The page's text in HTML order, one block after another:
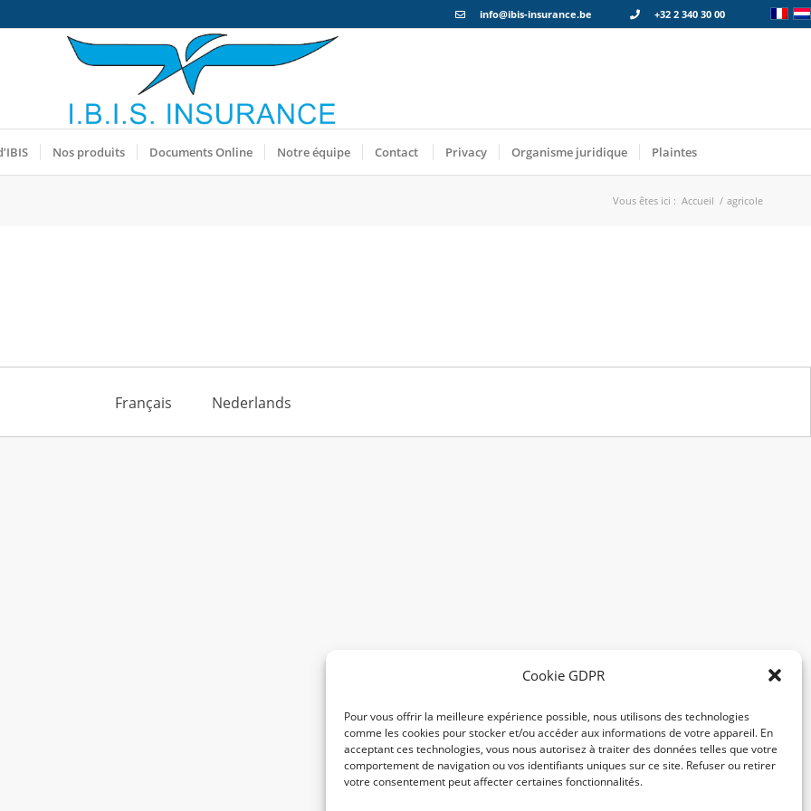
Cookie GDPR
Pour vous offrir la meilleure expérience possible, nous utilisons des technologies
comme les cookies pour stocker et/ou accéder aux informations de votre appareil. En
acceptant ces technologies, vous nous autorisez à traiter des données telles que votre
comportement de navigation ou vos identifiants uniques sur ce site. Refuser ou retirer
votre consentement peut affecter certaines fonctionnalités.
info@ibis-insurance.be +32 2 340 30 00
Nos produits Documents Online Notre équipe Contact Privacy Organisme juridique Plaintes
Vous êtes ici : Accueil / agricole
Français Nederlands